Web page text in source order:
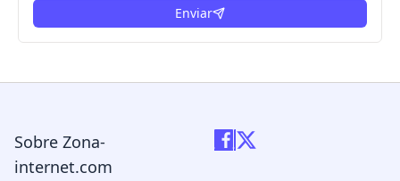
Enviar
Sobre Zona-
internet.com